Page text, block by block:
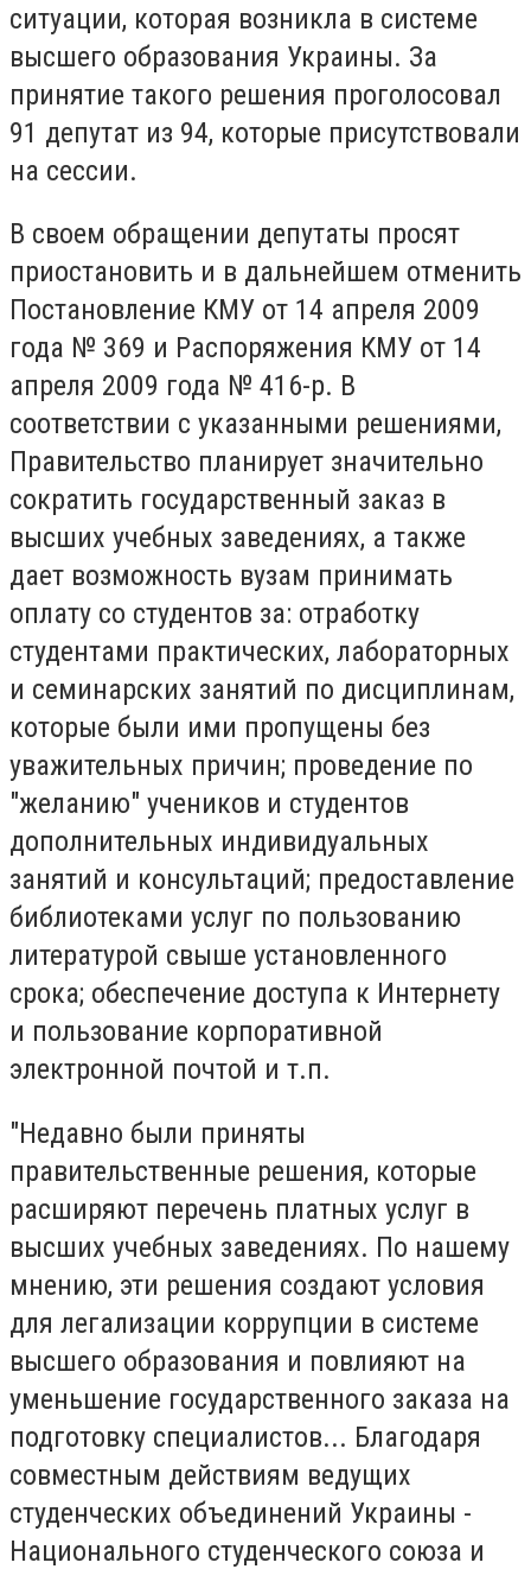
ситуации, которая возникла в системе
высшего образования Украины. За
принятие такого решения проголосовал
91 депутат из 94, которые присутствовали
на сессии.
В своем обращении депутаты просят
приостановить и в дальнейшем отменить
Постановление КМУ от 14 апреля 2009
года № 369 и Распоряжения КМУ от 14
апреля 2009 года № 416-р. В
соответствии с указанными решениями,
Правительство планирует значительно
сократить государственный заказ в
высших учебных заведениях, а также
дает возможность вузам принимать
оплату со студентов за: отработку
студентами практических, лабораторных
и семинарских занятий по дисциплинам,
которые были ими пропущены без
уважительных причин; проведение по
"желанию" учеников и студентов
дополнительных индивидуальных
занятий и консультаций; предоставление
библиотеками услуг по пользованию
литературой свыше установленного
срока; обеспечение доступа к Интернету
и пользование корпоративной
электронной почтой и т.п.
"Недавно были приняты
правительственные решения, которые
расширяют перечень платных услуг в
высших учебных заведениях. По нашему
мнению, эти решения создают условия
для легализации коррупции в системе
высшего образования и повлияют на
уменьшение государственного заказа на
подготовку специалистов... Благодаря
совместным действиям ведущих
студенческих объединений Украины -
Национального студенческого союза и